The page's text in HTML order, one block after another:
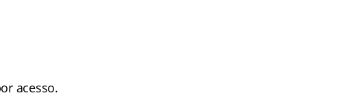
acesso.